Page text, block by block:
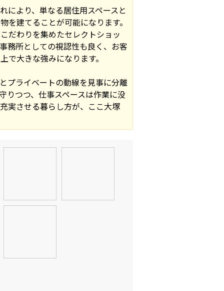
により、単なる居住用スペースと
建てることが可能になります。
だわりを集めたセレクトショッ
務所としての視認性も良く、お客
大きな強みになります。
プライベートの動線を見事に分離
りつつ、仕事スペースは作業に没
実させる暮らし方が、ここ大塚